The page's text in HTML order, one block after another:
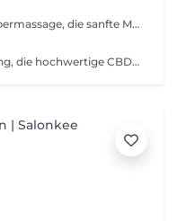
Eine tiefenentspannende Ganzkörpermassage, die sanfte Massagetechniken mit sorgfältig ausgewählten ätherischen Ölen kombiniert. Die wohltuenden Düfte und fließenden Bewegungen helfen, Muskelverspannungen zu lösen, Stress abzubauen, den Geist zu beruhigen und ein nachhaltiges Gefühl von Wohlbefinden zu fördern.
Eine moderne Wellness-Behandlung, die hochwertige CBD-Öle mit entspannenden Massagetechniken verbindet. Ideal für alle, die sich eine Auszeit vom hektischen Alltag gönnen möchten. Die Behandlung hilft, Muskelspannungen zu lösen und sorgt für ein angenehmes körperliches Wohlgefühl.